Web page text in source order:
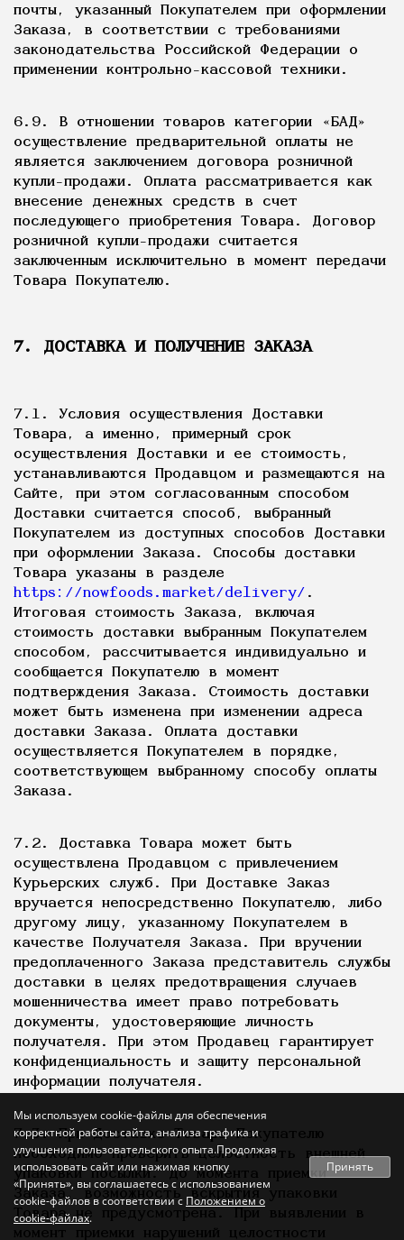
почты, указанный Покупателем при оформлении
Заказа, в соответствии с требованиями
законодательства Российской Федерации о
применении контрольно-кассовой техники.
6.9. В отношении товаров категории «БАД»
осуществление предварительной оплаты не
является заключением договора розничной
купли-продажи. Оплата рассматривается как
внесение денежных средств в счет
последующего приобретения Товара. Договор
розничной купли-продажи считается
заключенным исключительно в момент передачи
Товара Покупателю.
7. ДОСТАВКА И ПОЛУЧЕНИЕ ЗАКАЗА
7.1. Условия осуществления Доставки
Товара, а именно, примерный срок
осуществления Доставки и ее стоимость,
устанавливаются Продавцом и размещаются на
Сайте, при этом согласованным способом
Доставки считается способ, выбранный
Покупателем из доступных способов Доставки
при оформлении Заказа. Способы доставки
Товара указаны в разделе
https://nowfoods.market/delivery/ .
Итоговая стоимость Заказа, включая
стоимость доставки выбранным Покупателем
способом, рассчитывается индивидуально и
сообщается Покупателю в момент
подтверждения Заказа. Стоимость доставки
может быть изменена при изменении адреса
доставки Заказа. Оплата доставки
осуществляется Покупателем в порядке,
соответствующем выбранному способу оплаты
Заказа.
7.2. Доставка Товара может быть
осуществлена Продавцом с привлечением
Курьерских служб. При Доставке Заказ
вручается непосредственно Покупателю, либо
другому лицу, указанному Покупателем в
качестве Получателя Заказа. При вручении
предоплаченного Заказа представитель службы
доставки в целях предотвращения случаев
мошенничества имеет право потребовать
документы, удостоверяющие личность
получателя. При этом Продавец гарантирует
конфиденциальность и защиту персональной
информации получателя.
7.3. При Доставке Товара Покупателю
необходимо проверить целостность внешней
упаковки посылки. До момента приемки
Заказа, возможность вскрытия упаковки
Товара не предусмотрена. При выявлении в
момент приемки нарушений целостности
Мы используем cookie-файлы для обеспечения
корректной работы сайта, анализа трафика и
улучшения пользовательского опыта.Продолжая
использовать сайт или нажимая кнопку
«Принять», вы соглашаетесь с использованием
cookie-файлов в соответствии с Положением о
cookie-файлах.
Принять